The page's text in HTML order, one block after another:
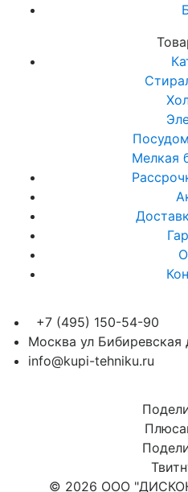
Мелкая
+7 (495) 150-54-90
Москва ул Бибиревская
info@kupi-tehniku.ru
© 2026 ООО